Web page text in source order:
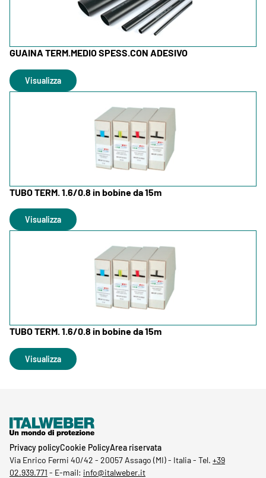
GUAINA TERM.MEDIO SPESS.CON ADESIVO
Visualizza
TUBO TERM. 1.6/0.8 in bobine da 15m
Visualizza
TUBO TERM. 1.6/0.8 in bobine da 15m
Visualizza
Privacy policyCookie PolicyArea riservata
Via Enrico Fermi 40/42 - 20057 Assago (MI) - Italia - Tel. +39
02.939.771 - E-mail: info@italweber.it